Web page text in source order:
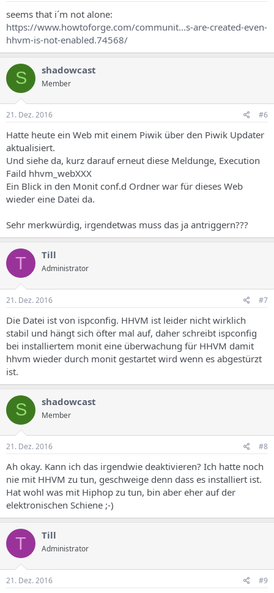
seems that i´m not alone:
https://www.howtoforge.com/communit...s-are-created-even-
hhvm-is-not-enabled.74568/
S shadowcast
Member
21. Dez. 2016 #6
Hatte heute ein Web mit einem Piwik über den Piwik Updater
aktualisiert.
Und siehe da, kurz darauf erneut diese Meldunge, Execution
Faild hhvm_webXXX
Ein Blick in den Monit conf.d Ordner war für dieses Web
wieder eine Datei da.
Sehr merkwürdig, irgendetwas muss das ja antriggern???
T Till
Administrator
21. Dez. 2016 #7
Die Datei ist von ispconfig. HHVM ist leider nicht wirklich
stabil und hängt sich öfter mal auf, daher schreibt ispconfig
bei installiertem monit eine überwachung für HHVM damit
hhvm wieder durch monit gestartet wird wenn es abgestürzt
ist.
S shadowcast
Member
21. Dez. 2016 #8
Ah okay. Kann ich das irgendwie deaktivieren? Ich hatte noch
nie mit HHVM zu tun, geschweige denn dass es installiert ist.
Hat wohl was mit Hiphop zu tun, bin aber eher auf der
elektronischen Schiene ;-)
T Till
Administrator
21. Dez. 2016 #9